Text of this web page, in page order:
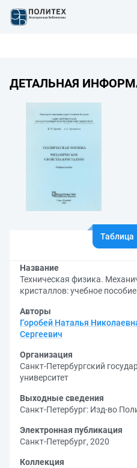
ДЕТАЛЬНАЯ
Таблица
Название
Техническая физика.
кристаллов: учебное пособие
Авторы
Горобей Наталья
Сергеевич
Организация
Санкт-Петербургский
университет
Выходные сведения
Санкт-Петербург: Изд-во
Электронная публикация
Санкт-Петербург, 2020
Коллекция